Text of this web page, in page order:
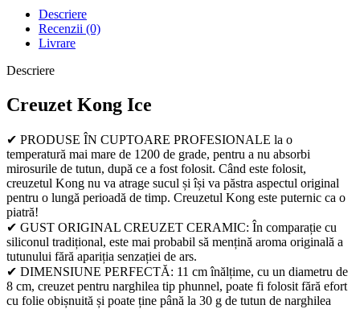
Descriere
Recenzii (0)
Livrare
Descriere
Creuzet Kong Ice
✔ PRODUSE ÎN CUPTOARE PROFESIONALE la o
temperatură mai mare de 1200 de grade, pentru a nu absorbi
mirosurile de tutun, după ce a fost folosit. Când este folosit,
creuzetul Kong nu va atrage sucul și își va păstra aspectul original
pentru o lungă perioadă de timp. Creuzetul Kong este puternic ca o
piatră!
✔ GUST ORIGINAL CREUZET CERAMIC: În comparație cu
siliconul tradițional, este mai probabil să mențină aroma originală a
tutunului fără apariția senzației de ars.
✔ DIMENSIUNE PERFECTĂ: 11 cm înălțime, cu un diametru de
8 cm, creuzet pentru narghilea tip phunnel, poate fi folosit fără efort
cu folie obișnuită și poate ține până la 30 g de tutun de narghilea